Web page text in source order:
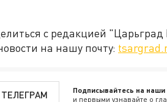
с редакцией
на нашу почту:
ТЕЛЕГРАМ Подписывайтесь на наши
и первыми узнавайте о